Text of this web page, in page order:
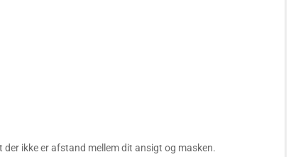
ikke er afstand mellem dit ansigt og masken.